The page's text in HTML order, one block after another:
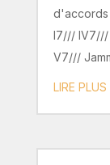
I7///
V7///
LIRE PLUS